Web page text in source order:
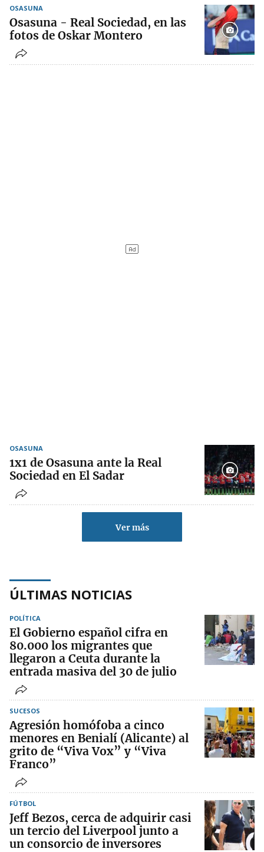
OSASUNA
Osasuna - Real Sociedad, en las
fotos de Oskar Montero
OSASUNA
1x1 de Osasuna ante la Real
Sociedad en El Sadar
Ver más
ÚLTIMAS NOTICIAS
POLÍTICA
El Gobierno español cifra en
80.000 los migrantes que
llegaron a Ceuta durante la
entrada masiva del 30 de julio
SUCESOS
Agresión homófoba a cinco
menores en Benialí (Alicante) al
grito de “Viva Vox” y “Viva
Franco”
FÚTBOL
Jeff Bezos, cerca de adquirir casi
un tercio del Liverpool junto a
un consorcio de inversores